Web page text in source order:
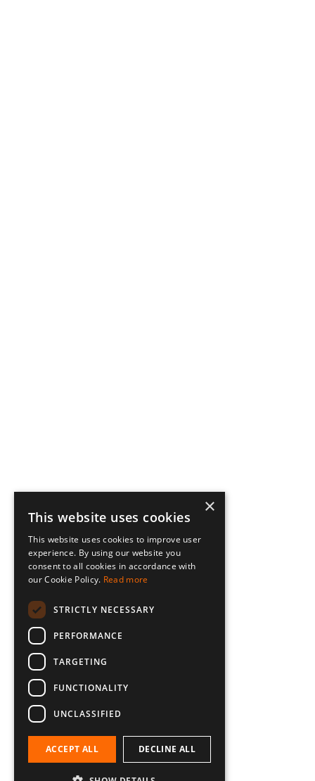
×
This website uses cookies
This website uses cookies to improve user
experience. By using our website you
consent to all cookies in accordance with
our Cookie Policy. Read more
STRICTLY NECESSARY
PERFORMANCE
TARGETING
FUNCTIONALITY
UNCLASSIFIED
ACCEPT ALL DECLINE ALL